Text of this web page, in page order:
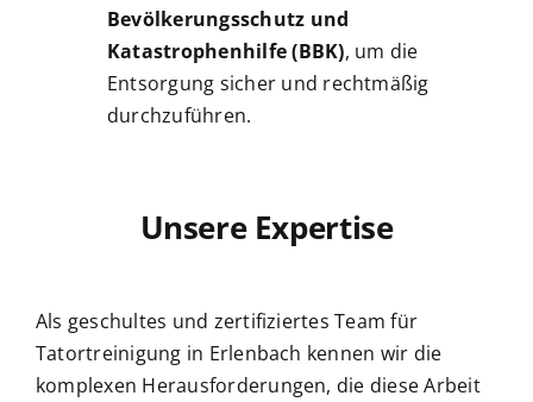
Bevölkerungsschutz und
Katastrophenhilfe (BBK), um die
Entsorgung sicher und rechtmäßig
durchzuführen.
Unsere Expertise
Als geschultes und zertifiziertes Team für
Tatortreinigung in Erlenbach kennen wir die
komplexen Herausforderungen, die diese Arbeit